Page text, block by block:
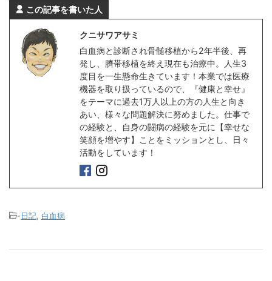
この記事を書いた人
クニサワアサミ
白血病と診断され骨髄移植から2年半後、再
発し、臍帯移植を終え現在も治療中。人生3
度目を一生懸命生きています！本業では医療
機器を取り扱っているので、『健康と幸せ』
をテーマに過去1万人以上の方の人生と向き
あい、様々な問題解決に努めました。仕事で
の経験と、自身の闘病の経験を元に【幸せな
笑顔を増やす】ことをミッションとし、日々
活動をしています！
-日記, 白血病